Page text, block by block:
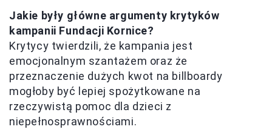
Jakie były główne argumenty krytyków
kampanii Fundacji Kornice?
Krytycy twierdzili, że kampania jest
emocjonalnym szantażem oraz że
przeznaczenie dużych kwot na billboardy
mogłoby być lepiej spożytkowane na
rzeczywistą pomoc dla dzieci z
niepełnosprawnościami.